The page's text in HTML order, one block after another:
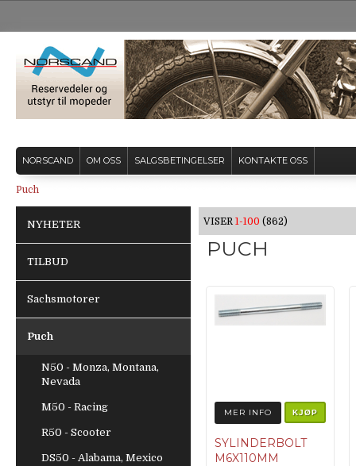
NORSCAND OM OSS SALGSBETINGELSER KONTAKTE OSS
Puch
NYHETER
TILBUD
Sachsmotorer
Puch
N50 - Monza, Montana,
Nevada
M50 - Racing
R50 - Scooter
DS50 - Alabama, Mexico
VISER 1-100 (862)
PUCH
MER INFO KJØP
SYLINDERBOLT
M6X110MM